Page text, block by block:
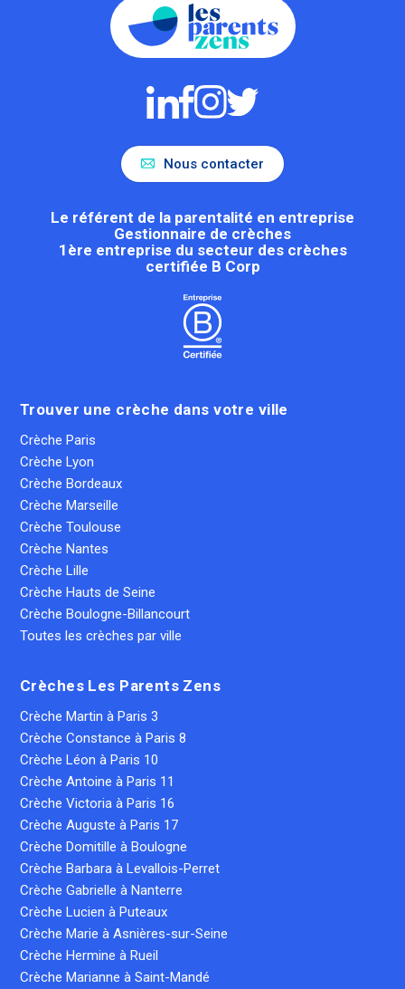
Nous contacter
Le référent de la parentalité en entreprise
Gestionnaire de crèches
1ère entreprise du secteur des crèches
certifiée B Corp
Trouver une crèche dans votre ville
Crèche Paris
Crèche Lyon
Crèche Bordeaux
Crèche Marseille
Crèche Toulouse
Crèche Nantes
Crèche Lille
Crèche Hauts de Seine
Crèche Boulogne-Billancourt
Toutes les crèches par ville
Crèches Les Parents Zens
Crèche Martin à Paris 3
Crèche Constance à Paris 8
Crèche Léon à Paris 10
Crèche Antoine à Paris 11
Crèche Victoria à Paris 16
Crèche Auguste à Paris 17
Crèche Domitille à Boulogne
Crèche Barbara à Levallois-Perret
Crèche Gabrielle à Nanterre
Crèche Lucien à Puteaux
Crèche Marie à Asnières-sur-Seine
Crèche Hermine à Rueil
Crèche Marianne à Saint-Mandé